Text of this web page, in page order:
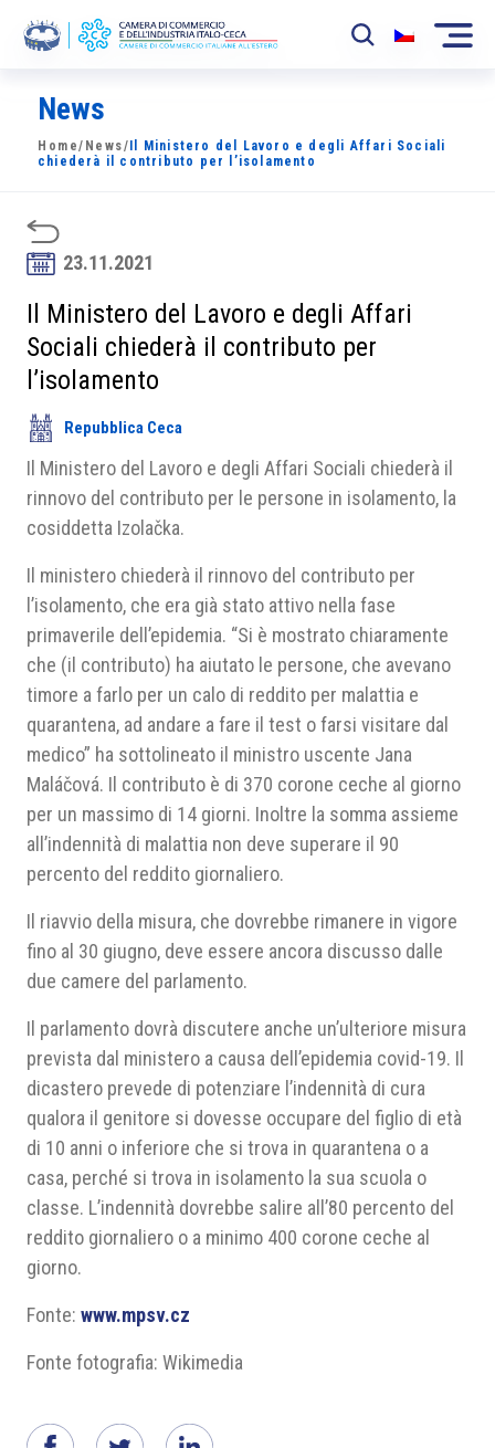
La Camera
News
Sviluppo Mercato
Soci
Partner
Area riservata
News
Home/ News/ Il Ministero del Lavoro e degli Affari Sociali
chiederà il contributo per l’isolamento
23.11.2021
Il Ministero del Lavoro e degli Affari
Sociali chiederà il contributo per
l’isolamento
Repubblica Ceca
Il Ministero del Lavoro e degli Affari Sociali chiederà il
rinnovo del contributo per le persone in isolamento, la
cosiddetta Izolačka.
Il ministero chiederà il rinnovo del contributo per
l’isolamento, che era già stato attivo nella fase
primaverile dell’epidemia. “Si è mostrato chiaramente
che (il contributo) ha aiutato le persone, che avevano
timore a farlo per un calo di reddito per malattia e
quarantena, ad andare a fare il test o farsi visitare dal
medico” ha sottolineato il ministro uscente Jana
Maláčová. Il contributo è di 370 corone ceche al giorno
per un massimo di 14 giorni. Inoltre la somma assieme
all’indennità di malattia non deve superare il 90
percento del reddito giornaliero.
Il riavvio della misura, che dovrebbe rimanere in vigore
fino al 30 giugno, deve essere ancora discusso dalle
due camere del parlamento.
Il parlamento dovrà discutere anche un’ulteriore misura
prevista dal ministero a causa dell’epidemia covid-19. Il
dicastero prevede di potenziare l’indennità di cura
qualora il genitore si dovesse occupare del figlio di età
di 10 anni o inferiore che si trova in quarantena o a
casa, perché si trova in isolamento la sua scuola o
classe. L’indennità dovrebbe salire all’80 percento del
reddito giornaliero o a minimo 400 corone ceche al
giorno.
Fonte: www.mpsv.cz
Fonte fotografia: Wikimedia